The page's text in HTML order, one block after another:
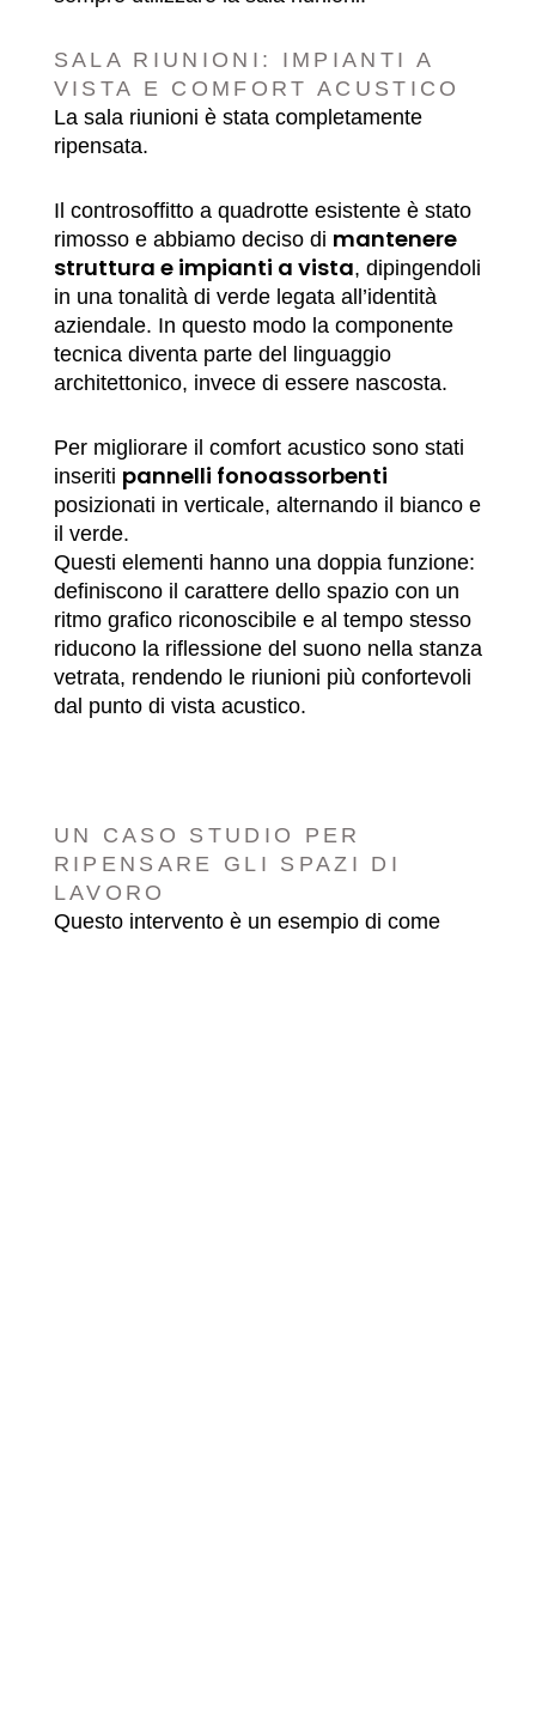
SALA RIUNIONI: IMPIANTI A
VISTA E COMFORT ACUSTICO
La sala riunioni è stata completamente
ripensata.
Il controsoffitto a quadrotte esistente è stato
rimosso e abbiamo deciso di mantenere
struttura e impianti a vista, dipingendoli
in una tonalità di verde legata all’identità
aziendale. In questo modo la componente
tecnica diventa parte del linguaggio
architettonico, invece di essere nascosta.
Per migliorare il comfort acustico sono stati
inseriti pannelli fonoassorbenti
posizionati in verticale, alternando il bianco e
il verde.
Questi elementi hanno una doppia funzione:
definiscono il carattere dello spazio con un
ritmo grafico riconoscibile e al tempo stesso
riducono la riflessione del suono nella stanza
vetrata, rendendo le riunioni più confortevoli
dal punto di vista acustico.
UN CASO STUDIO PER
RIPENSARE GLI SPAZI DI
LAVORO
Questo intervento è un esempio di come